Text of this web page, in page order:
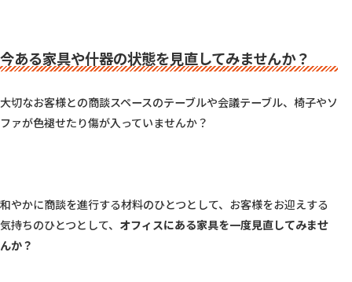
今ある家具や什器の状態を見直してみませんか？
大切なお客様との商談スペースのテーブルや会議テーブル、椅子やソ
ファが色褪せたり傷が入っていませんか？
和やかに商談を進行する材料のひとつとして、お客様をお迎えする
気持ちのひとつとして、 オフィスにある家具を一度見直してみませ
んか？